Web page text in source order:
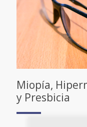
Miopía,
y Presbicia